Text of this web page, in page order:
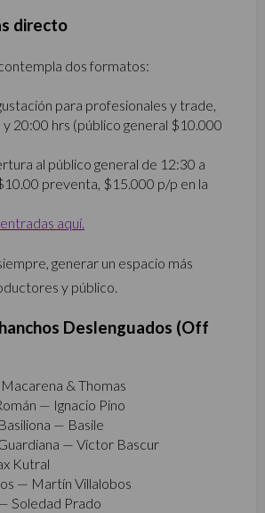
directo
dos formatos:
para profesionales y trade,
20:00 hrs (público general $10.000
al público general de 12:30 a
preventa, $15.000 p/p en la
aquí.
generar un espacio más
y público.
Deslenguados (Off
& Thomas
— Ignacio Pino
— Basile
— Víctor Bascur
Kutral
— Martín Villalobos
Soledad Prado